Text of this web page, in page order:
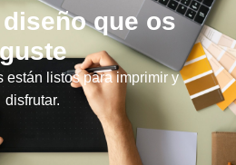
que os
están listos para imprimir y
disfrutar.